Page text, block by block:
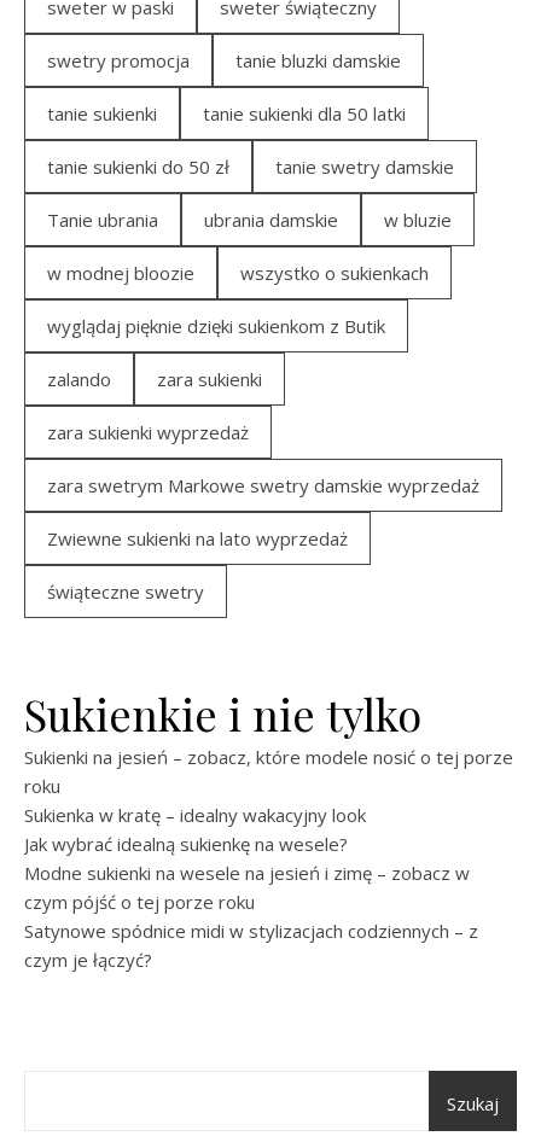
sweter w paski sweter świąteczny
swetry promocja tanie bluzki damskie
tanie sukienki tanie sukienki dla 50 latki
tanie sukienki do 50 zł tanie swetry damskie
Tanie ubrania ubrania damskie w bluzie
w modnej bloozie wszystko o sukienkach
wyglądaj pięknie dzięki sukienkom z Butik
zalando zara sukienki
zara sukienki wyprzedaż
zara swetrym Markowe swetry damskie wyprzedaż
Zwiewne sukienki na lato wyprzedaż
świąteczne swetry
Sukienkie i nie tylko
Sukienki na jesień – zobacz, które modele nosić o tej porze
roku
Sukienka w kratę – idealny wakacyjny look
Jak wybrać idealną sukienkę na wesele?
Modne sukienki na wesele na jesień i zimę – zobacz w
czym pójść o tej porze roku
Satynowe spódnice midi w stylizacjach codziennych – z
czym je łączyć?
Szukaj